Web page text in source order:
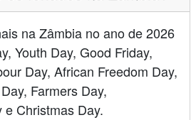
na Zâmbia no ano de 2026
Youth Day, Good Friday,
Day, African Freedom Day,
Farmers Day,
Christmas Day.